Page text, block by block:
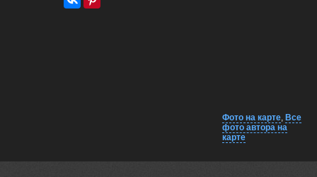
Фото на карте, Все
фото автора на
карте